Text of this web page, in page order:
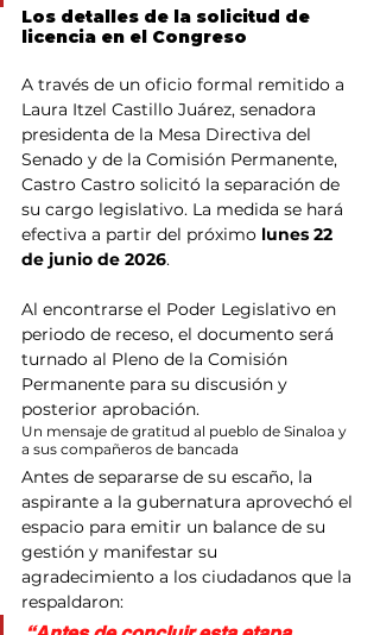
Los detalles de la solicitud de
licencia en el Congreso
A través de un oficio formal remitido a
Laura Itzel Castillo Juárez, senadora
presidenta de la Mesa Directiva del
Senado y de la Comisión Permanente,
Castro Castro solicitó la separación de
su cargo legislativo. La medida se hará
efectiva a partir del próximo lunes 22
de junio de 2026.
Al encontrarse el Poder Legislativo en
periodo de receso, el documento será
turnado al Pleno de la Comisión
Permanente para su discusión y
posterior aprobación.
Un mensaje de gratitud al pueblo de Sinaloa y
a sus compañeros de bancada
Antes de separarse de su escaño, la
aspirante a la gubernatura aprovechó el
espacio para emitir un balance de su
gestión y manifestar su
agradecimiento a los ciudadanos que la
respaldaron: